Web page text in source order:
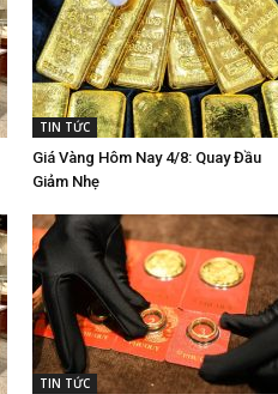
TIN TỨC
Giá Vàng Hôm Nay 4/8: Quay Đầu
Giảm Nhẹ
TIN TỨC